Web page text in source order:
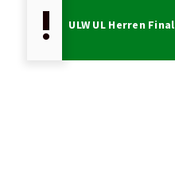
priority_high ULW UL Herren